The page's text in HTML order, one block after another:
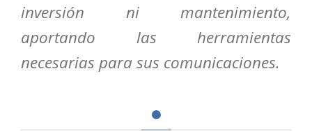
inversión ni mantenimiento,
aportando las herramientas
necesarias para sus comunicaciones.